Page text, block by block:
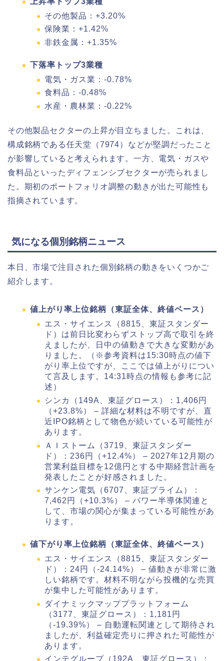
その他製品：+3.20%
保険業：+1.42%
非鉄金属：+1.35%
下落率トップ3業種
電気・ガス業：-0.78%
食料品：-0.48%
水産・農林業：-0.22%
その他製品セクターの上昇が目立ちました。これは、
構成銘柄である任天堂（7974）などが堅調だったこと
が影響していると考えられます。一方、電気・ガスや
食料品といったディフェンシブセクターが売られまし
た。期初のポートフォリオ調整の動きが出た可能性も
指摘されています。
気になる個別銘柄ニュース
本日、市場で注目された個別銘柄の動きをいくつかご
紹介します。
値上がり率上位銘柄（東証全体、終値ベース）
エス・サイエンス（8815、東証スタンダー
ド）は前日比変わらずストップ高で取引を終
えましたが、日中の値動きで大きな変動があ
りました。（※参考資料は15:30時点の値下
がり率上位ですが、ここでは値上がりについ
て言及します。14:31時点の情報も参考に記
述）
シンカ（149A、東証グロース）：1,406円
（+23.8%） – 詳細な材料は不明ですが、直
近IPO銘柄として物色が続いている可能性が
あります。
ＡＩストーム（3719、東証スタンダー
ド）：236円（+12.4%） – 2027年12月期の
営業利益目標を12億円とする中期経営計画を
発表したことが好感されました。
サンケン電気（6707、東証プライム）：
7,462円（+10.3%） – パワー半導体関連と
して、市場の関心が集まっている可能性があ
ります。
値下がり率上位銘柄（東証全体、終値ベース）
エス・サイエンス（8815、東証スタンダー
ド）：24円（-24.14%） – 値動きが非常に激
しい銘柄です。材料不明ながら投機的な売買
が集中した可能性があります。
ダイナミックマッププラットフォーム
（3177、東証グロース）：1,181円
（-19.39%） – 自動運転関連として期待され
ましたが、利益確定売りに押された可能性が
あります。
インテグループ（192A、東証グロース）：